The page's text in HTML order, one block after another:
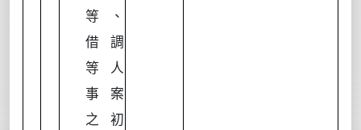
等、
借調
等人
事案
之初